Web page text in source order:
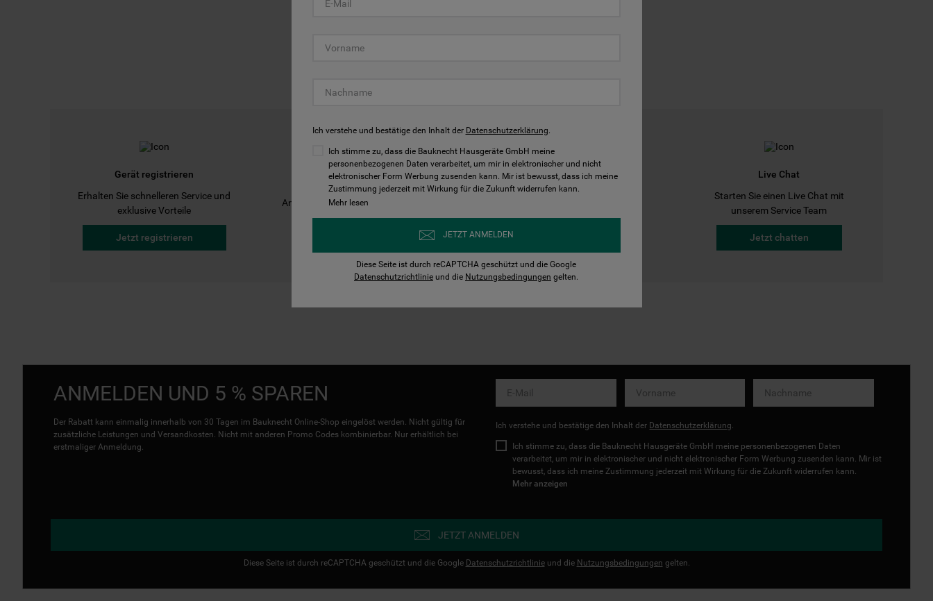
Gerät registrieren
Erhalten Sie schnelleren Service und
exklusive Vorteile
Jetzt registrieren
Bedienungsanleitungen
Anleitungen finden und herunterladen
Kontakt
Live Chat
Starten Sie einen Live Chat mit
unserem Service Team
Jetzt chatten
ANMELDEN UND 5 % SPAREN
Der Rabatt kann einmalig innerhalb von 30 Tagen im Bauknecht Online-Shop eingelöst werden. Nicht gültig für
zusätzliche Leistungen und Versandkosten. Nicht mit anderen Promo Codes kombinierbar. Nur erhältlich bei
erstmaliger Anmeldung.
Ich verstehe und bestätige den Inhalt der Datenschutzerklärung
Ich stimme zu, dass die Bauknecht Hausgeräte GmbH meine personenbezogenen Daten
verarbeitet, um mir in elektronischer und nicht elektronischer Form Werbung zusenden kann. Mir ist
bewusst, dass ich meine Zustimmung jederzeit mit Wirkung für die Zukunft widerrufen kann.
Mehr anzeigen
JETZT ANMELDEN
Diese Seite ist durch reCAPTCHA geschützt und die Google Datenschutzrichtlinieund die Nutzungsbedingungen gelten.
Ich verstehe und bestätige den Inhalt der Datenschutzerklärung.
Ich stimme zu, dass die Bauknecht Hausgeräte GmbH meine
personenbezogenen Daten verarbeitet, um mir in elektronischer und nicht
elektronischer Form Werbung zusenden kann. Mir ist bewusst, dass ich meine
Zustimmung jederzeit mit Wirkung für die Zukunft widerrufen kann.
Mehr lesen
JETZT ANMELDEN
Diese Seite ist durch reCAPTCHA geschützt und die Google
Datenschutzrichtlinie und die Nutzungsbedingungen gelten.